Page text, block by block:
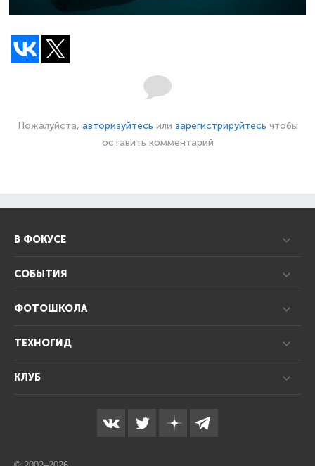
Пожалуйста, авторизуйтесь или зарегистрируйтесь чтобы
оставить комментарий
В ФОКУСЕ
СОБЫТИЯ
ФОТОШКОЛА
ТЕХНОГИД
КЛУБ